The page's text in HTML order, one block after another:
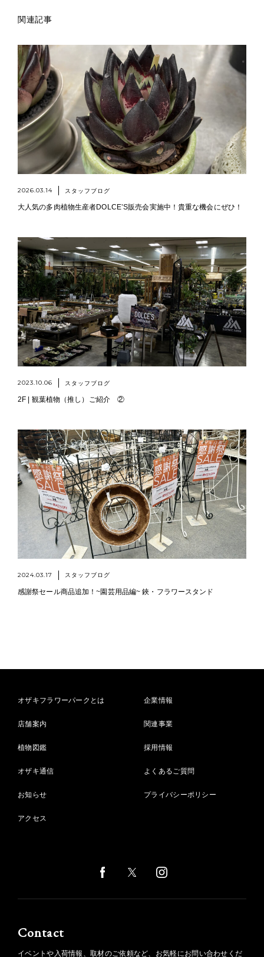
関連記事
2026.03.14 スタッフブログ
大人気の多肉植物生産者DOLCE’S販売会実施中！貴重な機会にぜひ！
2023.10.06 スタッフブログ
2F | 観葉植物（推し）ご紹介 ②
2024.03.17 スタッフブログ
感謝祭セール商品追加！~園芸用品編~ 鋏・フラワースタンド
オザキフラワーパークとは
店舗案内
植物図鑑
オザキ通信
お知らせ
アクセス
企業情報
関連事業
採用情報
よくあるご質問
プライバシーポリシー
Contact
イベントや入荷情報、取材のご依頼など、お気軽にお問い合わせくだ